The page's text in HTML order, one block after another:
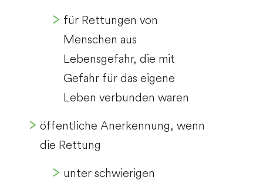
für Rettungen von
Menschen aus
Lebensgefahr, die mit
Gefahr für das eigene
Leben verbunden waren
öffentliche Anerkennung, wenn
die Rettung
unter schwierigen